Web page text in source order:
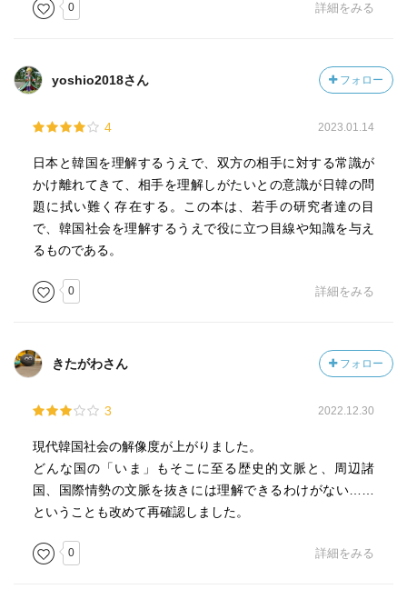
0 詳細をみる
yoshio2018さん フォロー
4 2023.01.14
日本と韓国を理解するうえで、双方の相手に対する常識が
かけ離れてきて、相手を理解しがたいとの意識が日韓の問
題に拭い難く存在する。この本は、若手の研究者達の目
で、韓国社会を理解するうえで役に立つ目線や知識を与え
るものである。
0 詳細をみる
きたがわさん フォロー
3 2022.12.30
現代韓国社会の解像度が上がりました。
どんな国の「いま」もそこに至る歴史的文脈と、周辺諸
国、国際情勢の文脈を抜きには理解できるわけがない……
ということも改めて再確認しました。
0 詳細をみる